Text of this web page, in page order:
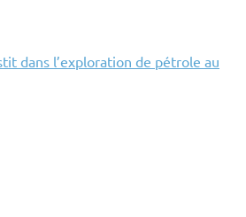
dans l’exploration de pétrole au